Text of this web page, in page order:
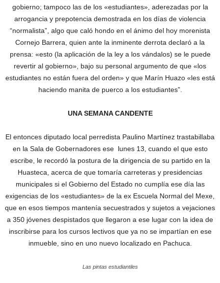
gobierno; tampoco las de los «estudiantes», aderezadas por la
arrogancia y prepotencia demostrada en los días de violencia
“normalista”, algo que caló hondo en el ánimo del hoy morenista
Cornejo Barrera, quien ante la inminente derrota declaró a la
prensa: «esto (la aplicación de la ley a los vándalos) se le puede
revertir al gobierno», bajo su personal argumento de que «los
estudiantes no están fuera del orden» y que Marín Huazo «les está
haciendo manita de puerco a los estudiantes”.
UNA SEMANA CANDENTE
El entonces diputado local perredista Paulino Martínez trastabillaba
en la Sala de Gobernadores ese lunes 13, cuando el que esto
escribe, le recordó la postura de la dirigencia de su partido en la
Huasteca, acerca de que tomaría carreteras y presidencias
municipales si el Gobierno del Estado no cumplía ese día las
exigencias de los «estudiantes» de la ex Escuela Normal del Mexe,
que en esos tiempos mantenía secuestrados y sujetos a vejaciones
a 350 jóvenes despistados que llegaron a ese lugar con la idea de
inscribirse para los cursos lectivos que ya no se impartían en ese
inmueble, sino en uno nuevo localizado en Pachuca.
Las pintas estudiantiles